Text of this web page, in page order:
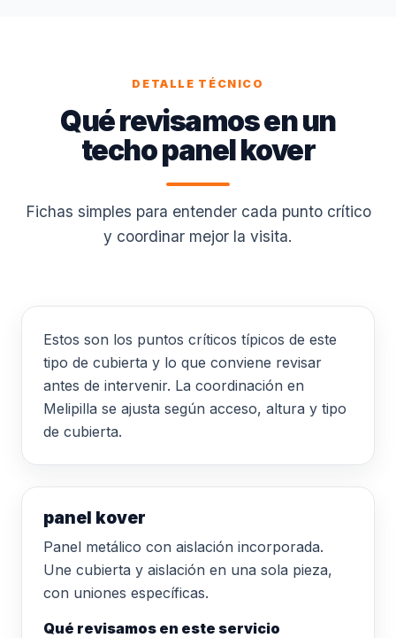
DETALLE TÉCNICO
Qué revisamos en un
techo panel kover
Fichas simples para entender cada punto crítico
y coordinar mejor la visita.
Estos son los puntos críticos típicos de este
tipo de cubierta y lo que conviene revisar
antes de intervenir. La coordinación en
Melipilla se ajusta según acceso, altura y tipo
de cubierta.
panel kover
Panel metálico con aislación incorporada.
Une cubierta y aislación en una sola pieza,
con uniones específicas.
Qué revisamos en este servicio